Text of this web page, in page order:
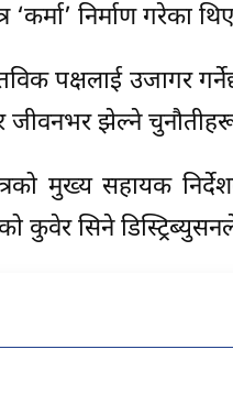
निर्माण गरेका
पक्षलाई उजागर
जीवनभर झेल्ने
मुख्य सहायक
कुवेर सिने